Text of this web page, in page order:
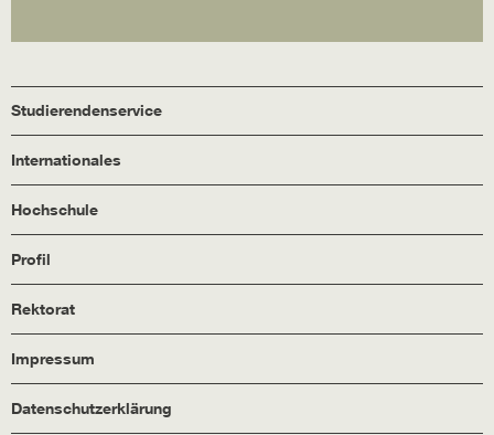
Studierendenservice
Internationales
Hochschule
Profil
Rektorat
Impressum
Datenschutzerklärung